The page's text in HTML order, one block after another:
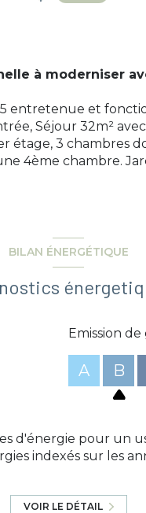
à moderniser
entretenue et
Séjour 32m²
étage, 3 chambres
4ème chambre.
BILAN ÉNERGÉTIQUE
Emission
A B
d'énergie pour un
indexés sur les
VOIR LE DÉTAIL